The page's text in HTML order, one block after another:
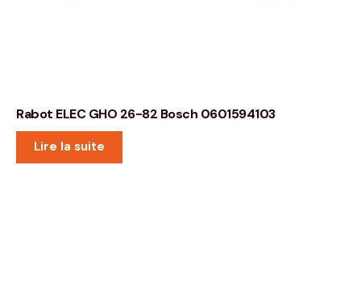
Rabot ELEC GHO 26-82 Bosch 0601594103
Lire la suite